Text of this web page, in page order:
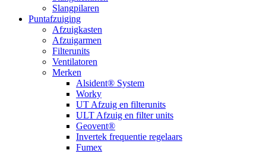
Slangpilaren
Puntafzuiging
Afzuigkasten
Afzuigarmen
Filterunits
Ventilatoren
Merken
Alsident® System
Worky
UT Afzuig en filterunits
ULT Afzuig en filter units
Geovent®
Invertek frequentie regelaars
Fumex